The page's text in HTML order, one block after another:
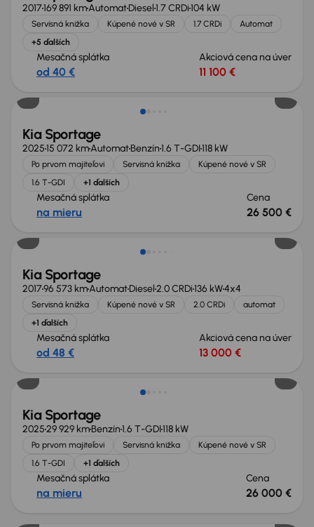
2017169 891 kmAutomatDiesel1.7 CRDi104 kW
Servisná knižka Kúpené nové v SR 1.7 CRDi
Automat
+5 ďalších
Mesačná splátka
od 40 €
Akciová cena na úver
11 100 €
Zlacnené o 4 700 €
Kia Sportage
202515 072 kmAutomatBenzín1.6 T-GDI118 kW
Po prvom majiteľovi Servisná knižka
Kúpené nové v SR
1.6 T-GDI
+1 ďalších
Mesačná splátka
na mieru
Cena
26 500 €
Kia Sportage
201796 573 kmAutomatDiesel2.0 CRDi136 kW4x4
Servisná knižka Kúpené nové v SR 2.0 CRDi
automat
+1 ďalších
Mesačná splátka
od 48 €
Akciová cena na úver
13 000 €
Zlacnené o 8 000 €
Kia Sportage
202529 929 kmBenzín1.6 T-GDI118 kW
Po prvom majiteľovi Servisná knižka
Kúpené nové v SR
1.6 T-GDI
+1 ďalších
Mesačná splátka
na mieru
Cena
26 000 €